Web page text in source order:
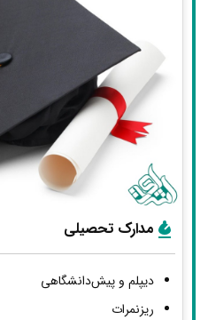
مدارک تحصیلی
دیپلم و پیش‌دانشگاهی
ریزنمرات